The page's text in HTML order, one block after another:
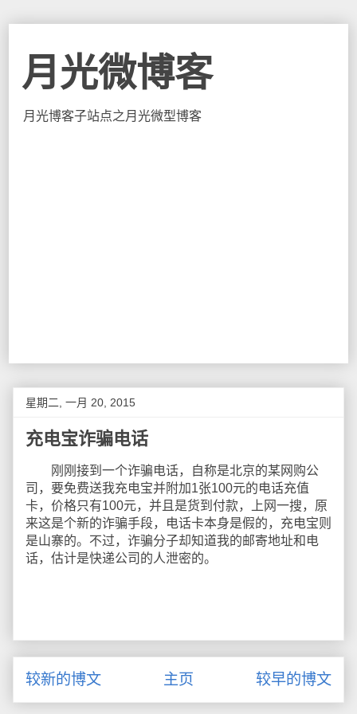
月光微博客
月光博客子站点之月光微型博客
星期二, 一月 20, 2015
充电宝诈骗电话
刚刚接到一个诈骗电话，自称是北京的某网购公
司，要免费送我充电宝并附加1张100元的电话充值
卡，价格只有100元，并且是货到付款，上网一搜，原
来这是个新的诈骗手段，电话卡本身是假的，充电宝则
是山寨的。不过，诈骗分子却知道我的邮寄地址和电
话，估计是快递公司的人泄密的。
较新的博文 较早的博文
主页